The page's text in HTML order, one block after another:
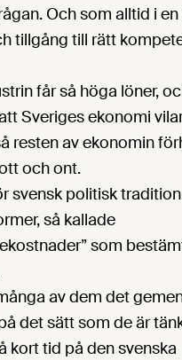
Och som alltid i
tillgång till rätt
får så höga löner,
Sveriges ekonomi
resten av ekonomin
och ont.
svensk politisk
så kallade
som
av dem det
det sätt som de är
kort tid på den svenska